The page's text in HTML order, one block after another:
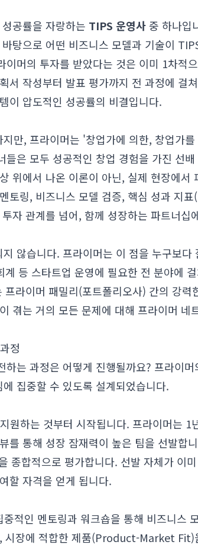
공률을 자랑하는 TIPS 운영사 중 하나입
탕으로 어떤 비즈니스 모델과 기술이
머의 투자를 받았다는 것은 이미 1차적
서 작성부터 발표 평가까지 전 과정에 걸
이 압도적인 성공률의 비결입니다.
만, 프라이머는 '창업가에 의한, 창업가
은 모두 성공적인 창업 경험을 가진 선
위에서 나온 이론이 아닌, 실제 현장에서
토링, 비즈니스 모델 검증, 핵심 성과 지
자 관계를 넘어, 함께 성장하는 파트너십
않습니다. 프라이머는 이 점을 누구보다
등 스타트업 운영에 필요한 전 분야에
라이머 패밀리(포트폴리오사) 간의 강력
겪는 거의 모든 문제에 대해 프라이머 네
정
는 과정은 어떻게 진행될까요? 프라이
집중할 수 있도록 설계되었습니다.
하는 것부터 시작됩니다. 프라이머는 1
를 통해 성장 잠재력이 높은 팀을 선발합
종합적으로 평가합니다. 선발 자체가 이
할 자격을 얻게 됩니다.
적인 멘토링과 워크숍을 통해 비즈니스
시장에 적합한 제품(Product-Market Fit)